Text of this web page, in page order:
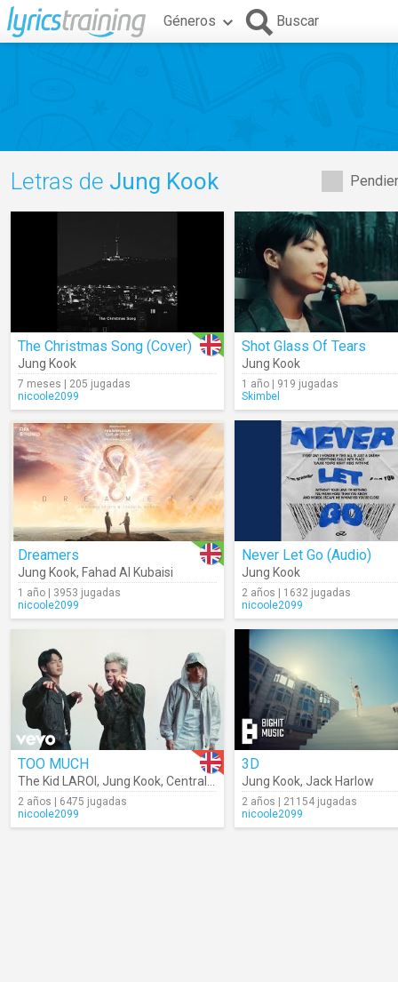
Géneros Buscar
Letras de Jung Kook
The Christmas Song (Cover)
Jung Kook
7 meses | 205 jugadas
nicoole2099
Shot Glass Of Tears
Jung Kook
1 año | 919 jugadas
Skimbel
Dreamers
Jung Kook, Fahad Al Kubaisi
1 año | 3953 jugadas
nicoole2099
Never Let Go (Audio)
Jung Kook
2 años | 1632 jugadas
nicoole2099
TOO MUCH
The Kid LAROI , Jung Kook, Central Cee
2 años | 6475 jugadas
nicoole2099
3D
Jung Kook, Jack Harlow
2 años | 21154 jugadas
nicoole2099